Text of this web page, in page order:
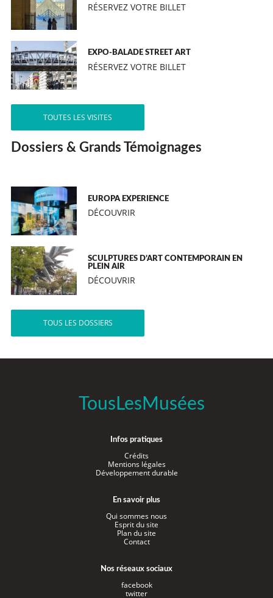
RÉSERVEZ VOTRE BILLET
EXPO-BALADE STREET ART
RÉSERVEZ VOTRE BILLET
TOUTES LES VISITES
Dossiers & Grands Témoignages
EUROPA EXPERIENCE
DÉCOUVRIR
SCULPTURES D’ART CONTEMPORAIN EN
PLEIN AIR
DÉCOUVRIR
TOUS LES DOSSIERS
TousLesMusées
Infos pratiques
Crédits
Mentions légales
Développement durable
En savoir plus
Qui sommes nous
Esprit du site
Plan du site
Contact
Nos réseaux sociaux
facebook
twitter